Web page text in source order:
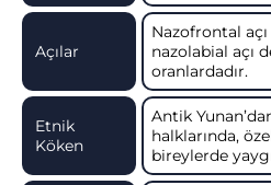
Açılar
Nazofrontal
nazolabial açı
oranlardadır.
Etnik
Köken
Antik
halklarında,
bireylerde